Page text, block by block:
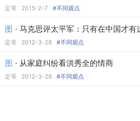
定哥 2015-2-7 #不同观点
图 · 马克思评太平军：只有在中国才有
定哥 2012-3-28 #不同观点
图 · 从家庭纠纷看洪秀全的情商
定哥 2012-3-28 #不同观点